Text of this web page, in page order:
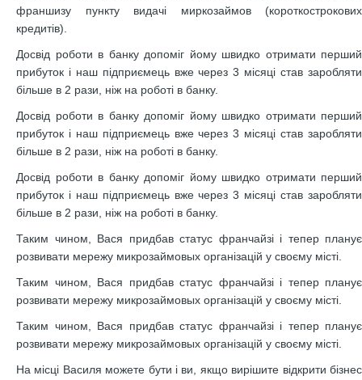
франшизу пункту видачі миркозаймов (короткострокових
кредитів).
Досвід роботи в банку допоміг йому швидко отримати перший
прибуток і наш підприємець вже через 3 місяці став заробляти
більше в 2 рази, ніж на роботі в банку.
Досвід роботи в банку допоміг йому швидко отримати перший
прибуток і наш підприємець вже через 3 місяці став заробляти
більше в 2 рази, ніж на роботі в банку.
Досвід роботи в банку допоміг йому швидко отримати перший
прибуток і наш підприємець вже через 3 місяці став заробляти
більше в 2 рази, ніж на роботі в банку.
Таким чином, Вася придбав статус франчайзі і тепер планує
розвивати мережу микрозаймовых організацій у своєму місті.
Таким чином, Вася придбав статус франчайзі і тепер планує
розвивати мережу микрозаймовых організацій у своєму місті.
Таким чином, Вася придбав статус франчайзі і тепер планує
розвивати мережу микрозаймовых організацій у своєму місті.
На місці Василя можете бути і ви, якщо вирішите відкрити бізнес